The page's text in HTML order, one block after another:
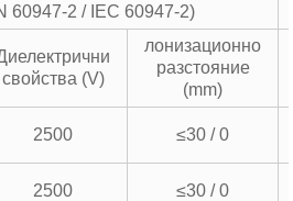
60947-2 / IEC 60947-2)
свойства (V)
лонизационно
разстояние
(mm)
2500 ≤30 / 0
2500 ≤30 / 0